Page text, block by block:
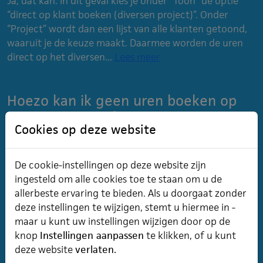
“direct op klant boeken (diversen project)”. Onder
“Project” wordt dan een lijst van alle klanten getoond,
waaruit je de keuze maakt. Daarmee worden de uren
direct op het diversen... Lees meer
Hoezo kan ik geen uren boeken op
mijn nieuwe taak?
Waarschijnlijk heeft de taak de status “nog niet
gestart” gezet. Om er uren op te boeken moet de
status “werk in uitvoering” zijn. Ga naar “Mijn taken” –
“Takenlijst” en set de status van deze taak d.m.v. het
menu op...Lees meer
Ik kan geen uren schrijven op mijn
project of taak. Hoezo?
Cookies op deze website
De cookie-instellingen op deze website zijn
ingesteld om alle cookies toe te staan om u de
allerbeste ervaring te bieden. Als u doorgaat zonder
deze instellingen te wijzigen, stemt u hiermee in -
maar u kunt uw instellingen wijzigen door op de
knop Instellingen aanpassen te klikken, of u kunt
deze websiteverlaten.